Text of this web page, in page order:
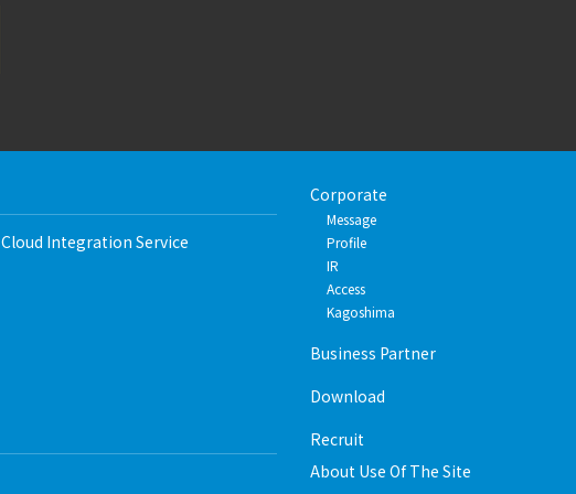
Cloud Integration Service
Corporate
Message
Profile
IR
Access
Kagoshima
Business Partner
Download
Recruit
About Use Of The Site